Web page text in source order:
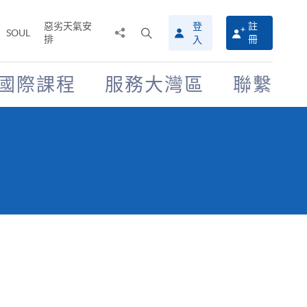
SOUL
惡劣天氣安
排
搜
尋
介
面
登
入
註
冊
際課程 服務大灣區 聯繫